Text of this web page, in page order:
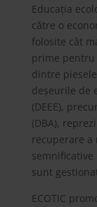
Educația
către o
folosite cât
prime pentru
dintre
deșeurile de
(DEEE),
(DBA),
recuperare a
sunt
ECOTIC